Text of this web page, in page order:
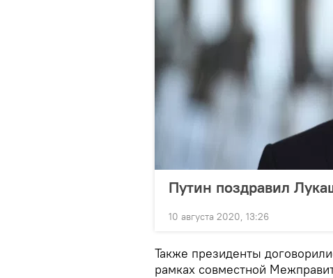
Путин поздравил
10 августа 2020, 13:26
Также президенты
рамках совместной